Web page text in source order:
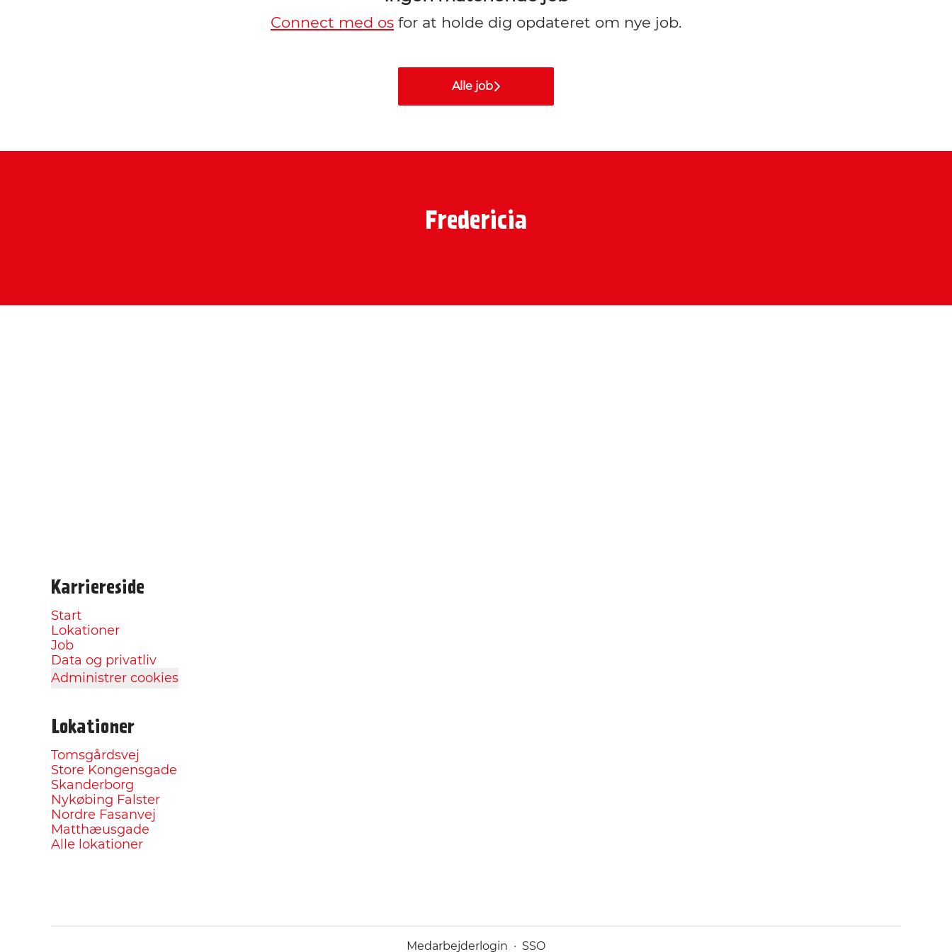
Connect med os for at holde dig opdateret om nye job.
Alle job
Fredericia
Karriereside
Start
Lokationer
Job
Data og privatliv
Administrer cookies
Lokationer
Tomsgårdsvej
Store Kongensgade
Skanderborg
Nykøbing Falster
Nordre Fasanvej
Matthæusgade
Alle lokationer
Medarbejderlogin · SSO